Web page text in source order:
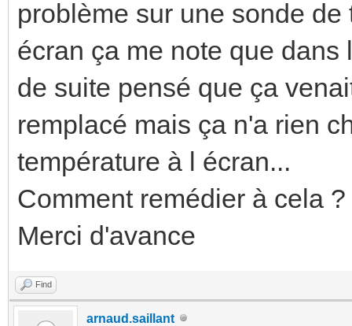
problème sur une sonde
écran ça me note que dans
de suite pensé que ça
remplacé mais ça n'a rien
température à l écran...
Comment remédier à cela ?
Merci d'avance
Find
arnaud.saillant